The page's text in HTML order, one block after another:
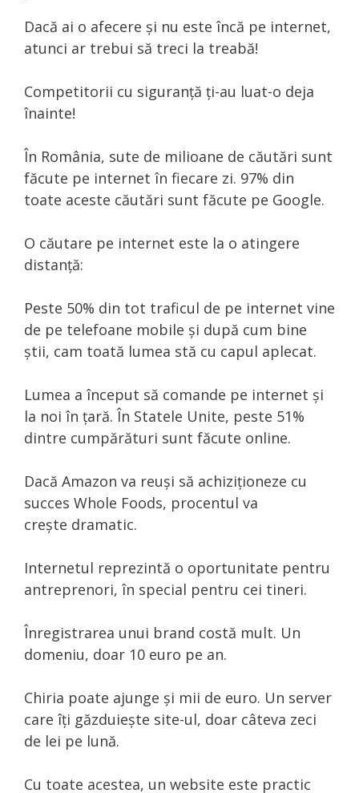
Dacă ai o afecere și nu este încă pe internet,
atunci ar trebui să treci la treabă!
Competitorii cu siguranță ți-au luat-o deja
înainte!
În România, sute de milioane de căutări sunt
făcute pe internet în fiecare zi. 97% din
toate aceste căutări sunt făcute pe Google.
O căutare pe internet este la o atingere
distanță:
Peste 50% din tot traficul de pe internet vine
de pe telefoane mobile și după cum bine
știi, cam toată lumea stă cu capul aplecat.
Lumea a început să comande pe internet și
la noi în țară. În Statele Unite, peste 51%
dintre cumpărături sunt făcute online.
Dacă Amazon va reuși să achiziționeze cu
succes Whole Foods, procentul va
crește dramatic.
Internetul reprezintă o oportunitate pentru
antreprenori, în special pentru cei tineri.
Înregistrarea unui brand costă mult. Un
domeniu, doar 10 euro pe an.
Chiria poate ajunge și mii de euro. Un server
care îți găzduiește site-ul, doar câteva zeci
de lei pe lună.
Cu toate acestea, un website este practic